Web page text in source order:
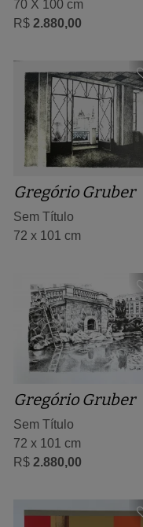
70 X 100 cm
R$ 2.880,00
Gregório Gruber
Sem Título
72 x 101 cm
Gregório Gruber
Sem Título
72 x 101 cm
R$ 2.880,00